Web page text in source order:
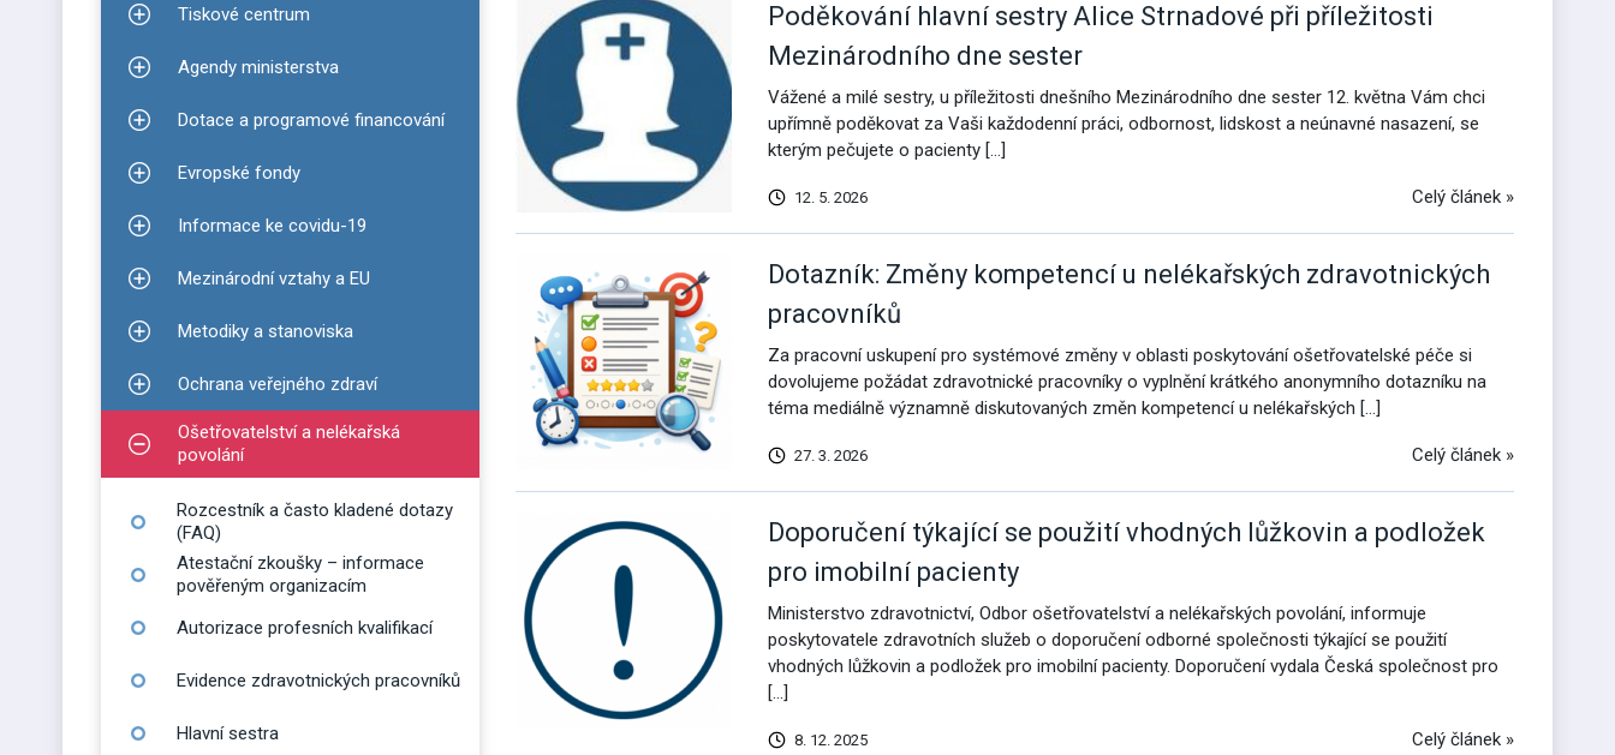
Zobrazit podmenu pro Tiskové centrum
Tiskové centrum
Zobrazit podmenu pro Agendy ministerstva
Agendy ministerstva
Zobrazit podmenu pro Dotace a programové financování
Dotace a programové financování
Zobrazit podmenu pro Evropské fondy
Evropské fondy
Zobrazit podmenu pro Informace ke covidu-19
Informace ke covidu-19
Zobrazit podmenu pro Mezinárodní vztahy a EU
Mezinárodní vztahy a EU
Zobrazit podmenu pro Metodiky a stanoviska
Metodiky a stanoviska
Zobrazit podmenu pro Ochrana veřejného zdraví
Ochrana veřejného zdraví
Zobrazit podmenu pro Ošetřovatelství a nelékařská povolání
Ošetřovatelství a nelékařská
povolání
Rozcestník a často kladené dotazy
(FAQ)
Atestační zkoušky – informace
pověřeným organizacím
Autorizace profesních kvalifikací
Evidence zdravotnických pracovníků
Hlavní sestra
Poděkování hlavní sestry Alice Strnadové při příležitosti
Mezinárodního dne sester
Vážené a milé sestry, u příležitosti dnešního Mezinárodního dne sester 12. května Vám chci
upřímně poděkovat za Vaši každodenní práci, odbornost, lidskost a neúnavné nasazení, se
kterým pečujete o pacienty […]
12. 5. 2026 Celý článek »
Dotazník: Změny kompetencí u nelékařských zdravotnických
pracovníků
Za pracovní uskupení pro systémové změny v oblasti poskytování ošetřovatelské péče si
dovolujeme požádat zdravotnické pracovníky o vyplnění krátkého anonymního dotazníku na
téma mediálně významně diskutovaných změn kompetencí u nelékařských […]
27. 3. 2026 Celý článek »
Doporučení týkající se použití vhodných lůžkovin a podložek
pro imobilní pacienty
Ministerstvo zdravotnictví, Odbor ošetřovatelství a nelékařských povolání, informuje
poskytovatele zdravotních služeb o doporučení odborné společnosti týkající se použití
vhodných lůžkovin a podložek pro imobilní pacienty. Doporučení vydala Česká společnost pro
[…]
8. 12. 2025 Celý článek »